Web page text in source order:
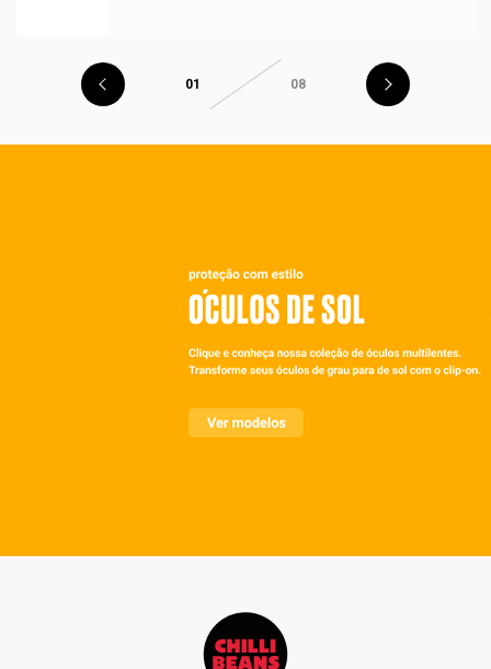
01 08